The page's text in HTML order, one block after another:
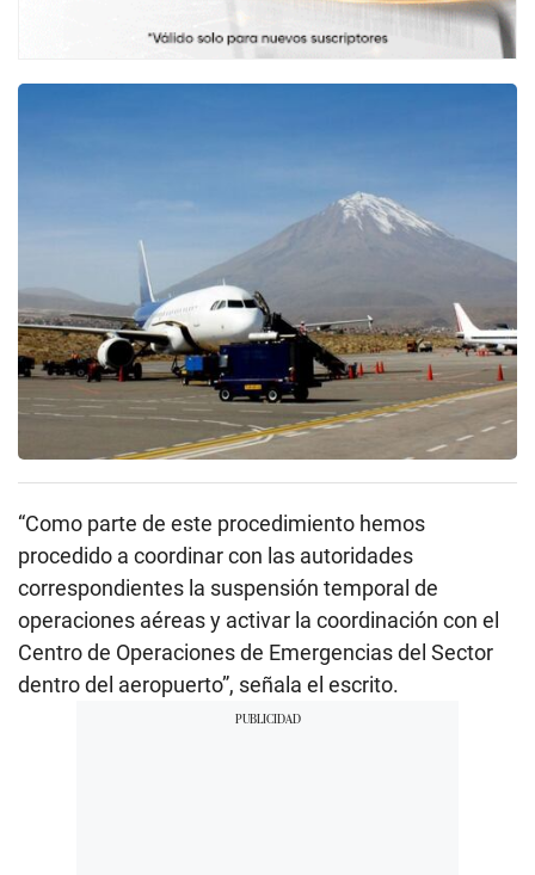
“Como parte de este procedimiento hemos
procedido a coordinar con las autoridades
correspondientes la suspensión temporal de
operaciones aéreas y activar la coordinación con el
Centro de Operaciones de Emergencias del Sector
dentro del aeropuerto”, señala el escrito.